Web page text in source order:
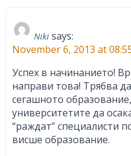
Niki says:
November 6, 2013 at
Успех в начинанието!
направи това! Трябва
сегашното
университетите да
“раждат” специалисти
висше образование.